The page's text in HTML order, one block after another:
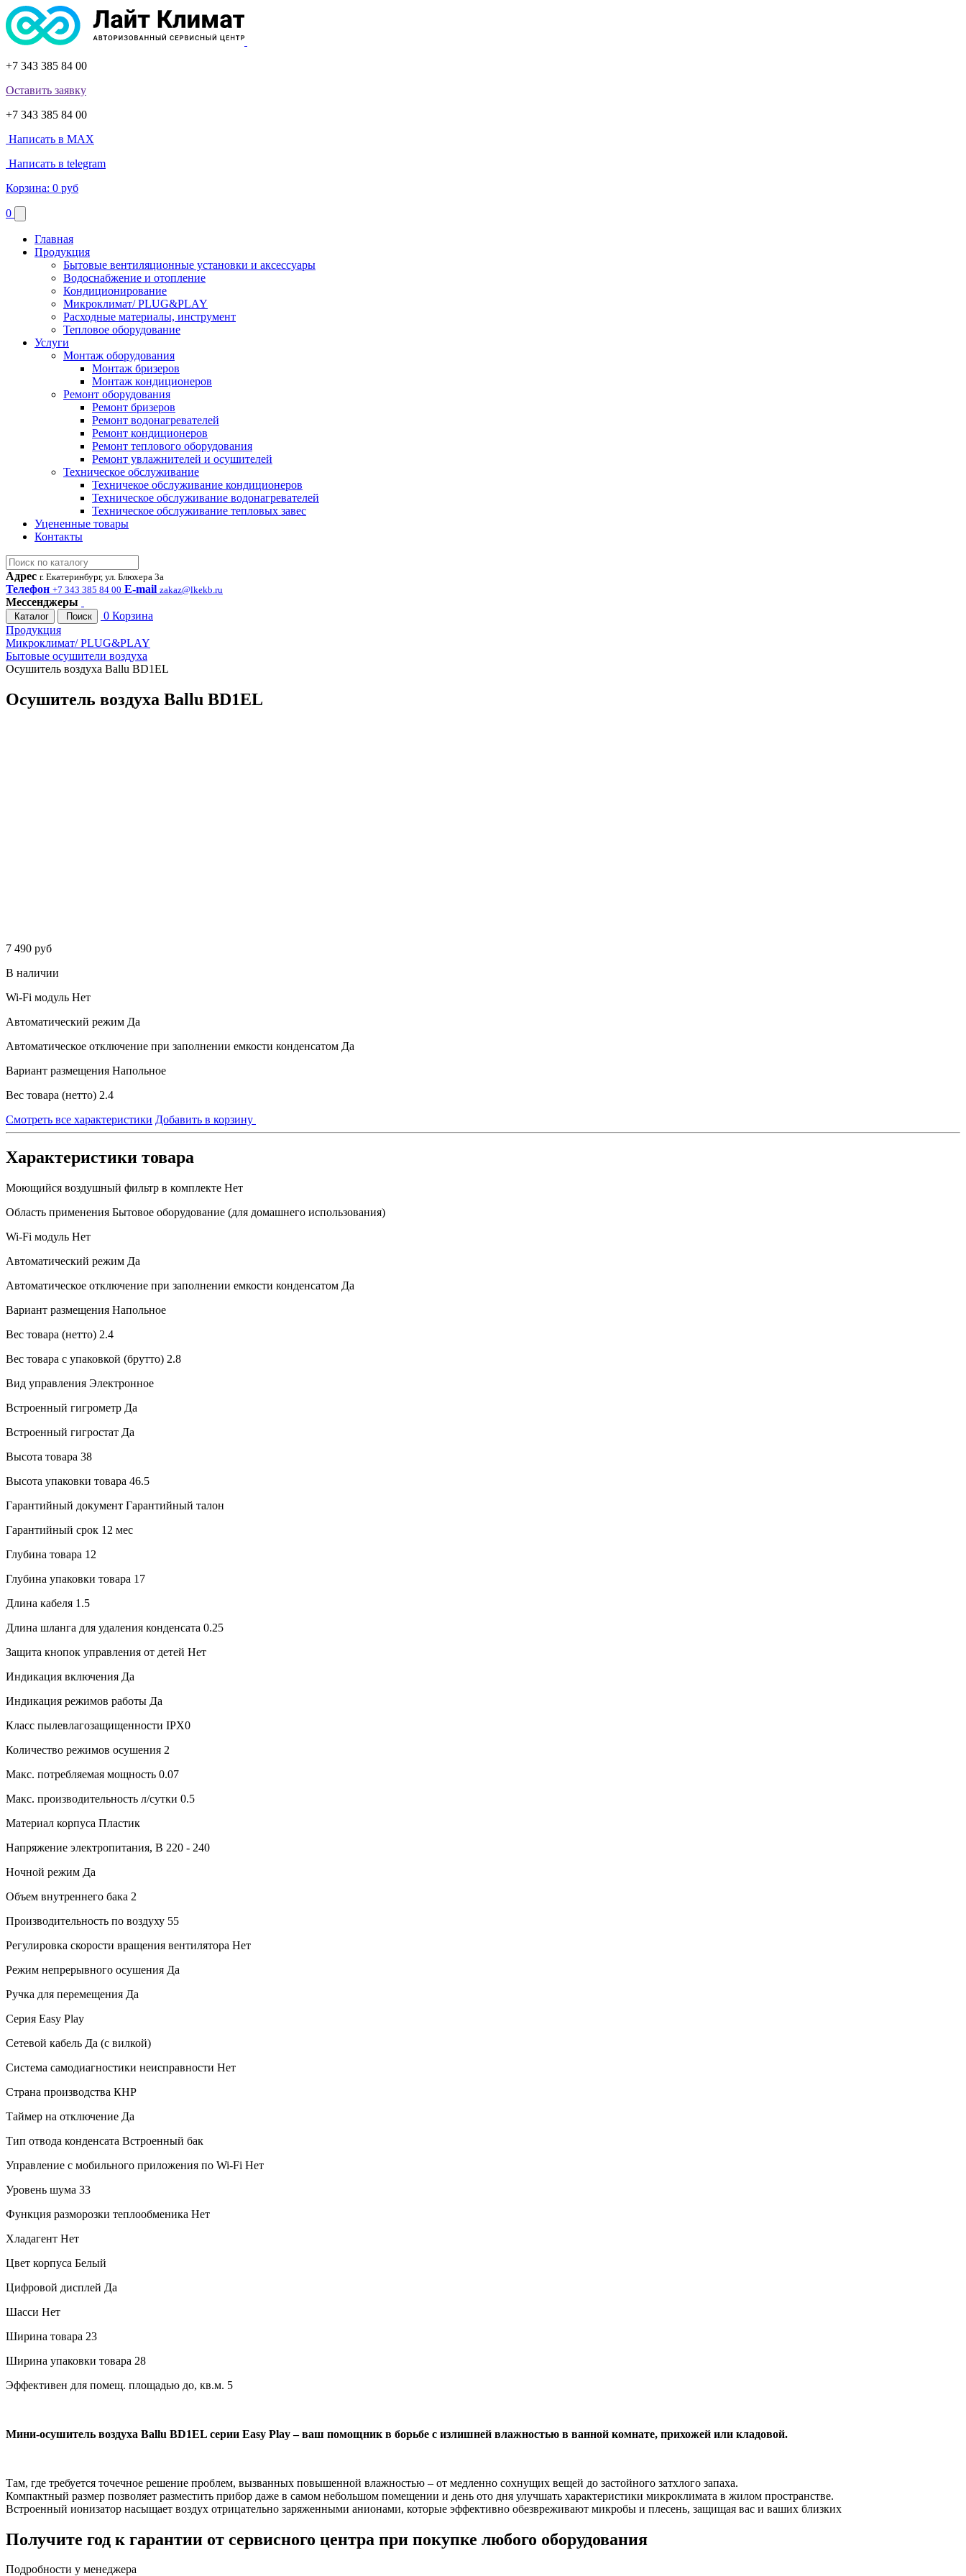
+7 343 385 84 00
Оставить заявку
+7 343 385 84 00
Написать в MAX
Написать в telegram
Корзина: 0 руб
0
Главная
Продукция
Бытовые вентиляционные установки и аксессуары
Водоснабжение и отопление
Кондиционирование
Микроклимат/ PLUG&PLAY
Расходные материалы, инструмент
Тепловое оборудование
Услуги
Монтаж оборудования
Монтаж бризеров
Монтаж кондиционеров
Ремонт оборудования
Ремонт бризеров
Ремонт водонагревателей
Ремонт кондиционеров
Ремонт теплового оборудования
Ремонт увлажнителей и осушителей
Техническое обслуживание
Техничекое обслуживание кондиционеров
Техническое обслуживание водонагревателей
Техническое обслуживание тепловых завес
Уцененные товары
Контакты
Адрес г. Екатеринбург, ул. Блюхера 3а
Телефон +7 343 385 84 00 E-mail zakaz@lkekb.ru
Мессенджеры
Каталог Поиск 0 Корзина
Продукция
Микроклимат/ PLUG&PLAY
Бытовые осушители воздуха
Осушитель воздуха Ballu BD1EL
Осушитель воздуха Ballu BD1EL
7 490 руб
В наличии
Wi-Fi модуль Нет
Автоматический режим Да
Автоматическое отключение при заполнении емкости конденсатом Да
Вариант размещения Напольное
Вес товара (нетто) 2.4
Смотреть все характеристики Добавить в корзину
Характеристики товара
Моющийся воздушный фильтр в комплекте Нет
Область применения Бытовое оборудование (для домашнего использования)
Wi-Fi модуль Нет
Автоматический режим Да
Автоматическое отключение при заполнении емкости конденсатом Да
Вариант размещения Напольное
Вес товара (нетто) 2.4
Вес товара с упаковкой (брутто) 2.8
Вид управления Электронное
Встроенный гигрометр Да
Встроенный гигростат Да
Высота товара 38
Высота упаковки товара 46.5
Гарантийный документ Гарантийный талон
Гарантийный срок 12 мес
Глубина товара 12
Глубина упаковки товара 17
Длина кабеля 1.5
Длина шланга для удаления конденсата 0.25
Защита кнопок управления от детей Нет
Индикация включения Да
Индикация режимов работы Да
Класс пылевлагозащищенности IPX0
Количество режимов осушения 2
Макс. потребляемая мощность 0.07
Макс. производительность л/сутки 0.5
Материал корпуса Пластик
Напряжение электропитания, В 220 - 240
Ночной режим Да
Объем внутреннего бака 2
Производительность по воздуху 55
Регулировка скорости вращения вентилятора Нет
Режим непрерывного осушения Да
Ручка для перемещения Да
Серия Easy Play
Сетевой кабель Да (с вилкой)
Система самодиагностики неисправности Нет
Страна производства КНР
Таймер на отключение Да
Тип отвода конденсата Встроенный бак
Управление c мобильного приложения по Wi-Fi Нет
Уровень шума 33
Функция разморозки теплообменика Нет
Хладагент Нет
Цвет корпуса Белый
Цифровой дисплей Да
Шасси Нет
Ширина товара 23
Ширина упаковки товара 28
Эффективен для помещ. площадью до, кв.м. 5
Мини-осушитель воздуха Ballu BD1EL серии Easy Play – ваш помощник в борьбе с излишней влажностью в ванной комнате, прихожей или кладовой.
Там, где требуется точечное решение проблем, вызванных повышенной влажностью – от медленно сохнущих вещей до застойного затхлого запаха.
Компактный размер позволяет разместить прибор даже в самом небольшом помещении и день ото дня улучшать характеристики микроклимата в жилом пространстве.
Встроенный ионизатор насыщает воздух отрицательно заряженными анионами, которые эффективно обезвреживают микробы и плесень, защищая вас и ваших близких
Получите год к гарантии от сервисного центра при покупке любого оборудования
Подробности у менеджера